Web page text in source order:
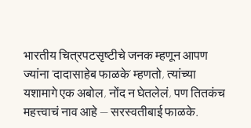
भारतीय चित्रपटसृष्टीचे जनक म्हणून आपण
ज्यांना ‘दादासाहेब फाळके’ म्हणतो, त्यांच्या
यशामागे एक अबोल, नोंद न घेतलेलं, पण तितकंच
महत्त्वाचं नाव आहे — सरस्वतीबाई फाळके.